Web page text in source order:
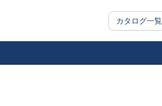
カタログ一覧